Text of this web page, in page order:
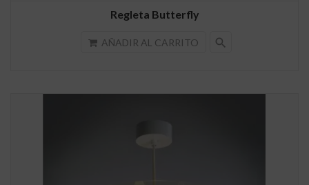
Regleta Butterfly
AÑADIR AL CARRITO search